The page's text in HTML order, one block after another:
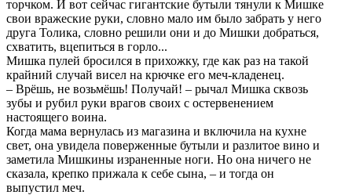
торчком. И вот сейчас гигантские бутыли тянули к Мишке
свои вражеские руки, словно мало им было забрать у него
друга Толика, словно решили они и до Мишки добраться,
схватить, вцепиться в горло...
Мишка пулей бросился в прихожку, где как раз на такой
крайний случай висел на крючке его меч-кладенец.
– Врёшь, не возьмёшь! Получай! – рычал Мишка сквозь
зубы и рубил руки врагов своих с остервенением
настоящего воина.
Когда мама вернулась из магазина и включила на кухне
свет, она увидела поверженные бутыли и разлитое вино и
заметила Мишкины израненные ноги. Но она ничего не
сказала, крепко прижала к себе сына, – и тогда он
выпустил меч.